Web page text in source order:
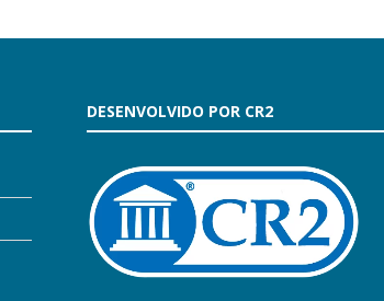
DESENVOLVIDO POR CR2